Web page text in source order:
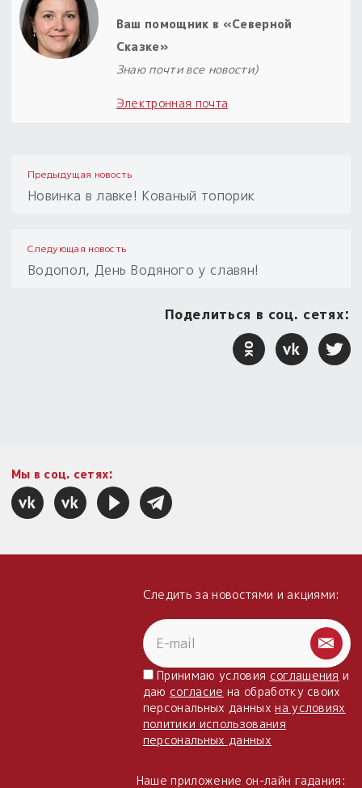
Ваш помощник в «Северной
Сказке»
Знаю почти все новости)
Электронная почта
Предыдущая новость
Новинка в лавке! Кованый топорик
Следующая новость
Водопол, День Водяного у славян!
Поделиться в соц. сетях:
Мы в соц. сетях:
Следить за новостями и акциями:
Принимаю условия соглашения и
даю согласие на обработку своих
персональных данныхна условиях
политики использования
персональных данных
Наше приложение он-лайн гадания: